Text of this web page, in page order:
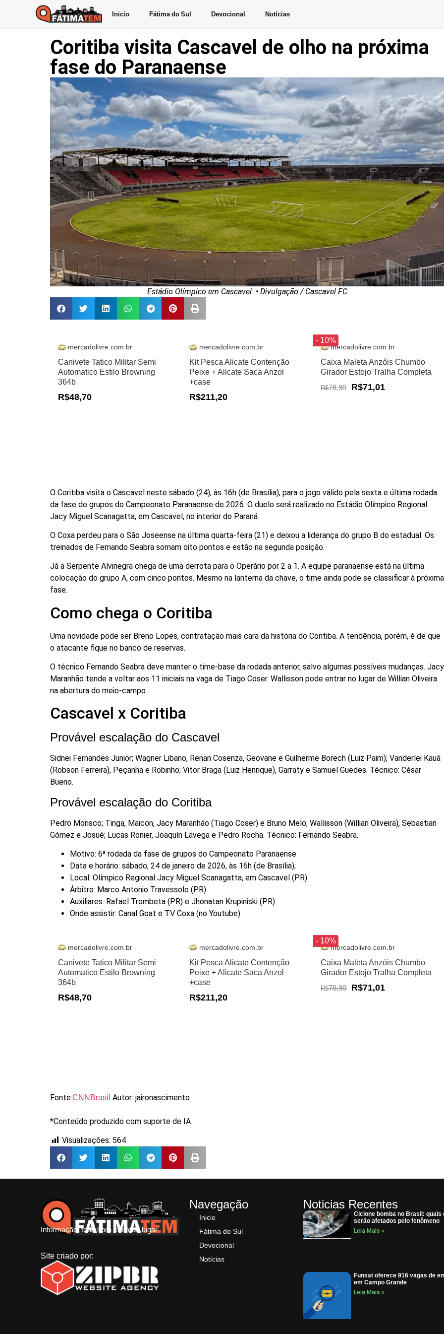
Inicio Fátima do Sul Devocional Notícias
Coritiba visita Cascavel de olho na próxima
fase do Paranaense
Estádio Olímpico em Cascavel• Divulgação / Cascavel FC
mercadolivre.com.br
Canivete Tatico Militar Semi
Automatico Estilo Browning
364b
R$48,70
mercadolivre.com.br
Kit Pesca Alicate Contenção
Peixe + Alicate Saca Anzol
+case
R$211,20
- 10%
mercadolivre.com.br
Caixa Maleta Anzóis Chumbo
Girador Estojo Tralha Completa
R$78,90 R$71,01
O Coritiba visita o Cascavel neste sábado (24), às 16h (de Brasília), para o jogo válido pela sexta e última rodada
da fase de grupos do Campeonato Paranaense de 2026. O duelo será realizado no Estádio Olímpico Regional
Jacy Miguel Scanagatta, em Cascavel, no interior do Paraná.
O Coxa perdeu para o São Joseense na última quarta-feira (21) e deixou a liderança do grupo B do estadual. Os
treinados de Fernando Seabra somam oito pontos e estão na segunda posição.
Já a Serpente Alvinegra chega de uma derrota para o Operário por 2 a 1. A equipe paranaense está na última
colocação do grupo A, com cinco pontos. Mesmo na lanterna da chave, o time ainda pode se classificar à próxima
fase.
Como chega o Coritiba
Uma novidade pode ser Breno Lopes, contratação mais cara da história do Coritiba. A tendência, porém, é de que
o atacante fique no banco de reservas.
O técnico Fernando Seabra deve manter o time-base da rodada anterior, salvo algumas possíveis mudanças. Jacy
Maranhão tende a voltar aos 11 iniciais na vaga de Tiago Coser. Wallisson pode entrar no lugar de Willian Oliveira
na abertura do meio-campo.
Cascavel x Coritiba
Provável escalação do Cascavel
Sidnei Fernandes Junior; Wagner Libano, Renan Cosenza, Geovane e Guilherme Borech (Luiz Paim); Vanderlei Kauã
(Robson Ferreira), Peçanha e Robinho; Vitor Braga (Luiz Henrique), Garraty e Samuel Guedes. Técnico: César
Bueno.
Provável escalação do Coritiba
Pedro Morisco; Tinga, Maicon, Jacy Maranhão (Tiago Coser) e Bruno Melo; Wallisson (Willian Oliveira), Sebastian
Gómez e Josué; Lucas Ronier, Joaquín Lavega e Pedro Rocha. Técnico: Fernando Seabra.
Motivo: 6ª rodada da fase de grupos do Campeonato Paranaense
Data e horário: sábado, 24 de janeiro de 2026, às 16h (de Brasília);
Local: Olímpico Regional Jacy Miguel Scanagatta, em Cascavel (PR)
Árbitro: Marco Antonio Travessolo (PR)
Auxiliares: Rafael Trombeta (PR) e Jhonatan Krupiniski (PR)
Onde assistir: Canal Goat e TV Coxa (no Youtube)
mercadolivre.com.br
Canivete Tatico Militar Semi
Automatico Estilo Browning
364b
R$48,70
mercadolivre.com.br
Kit Pesca Alicate Contenção
Peixe + Alicate Saca Anzol
+case
R$211,20
- 10%
mercadolivre.com.br
Caixa Maleta Anzóis Chumbo
Girador Estojo Tralha Completa
R$78,90 R$71,01
Fonte:CNNBrasilAutor: jaironascimento
*Conteúdo produzido com suporte de IA
Visualizações: 564
Informação, toda hora em todo lugar
Site criado por:
Navegação
Inicio
Fátima do Sul
Devocional
Notícias
Noticias Recentes
Ciclone bomba no Brasil: quais
serão afetados pelo fenômeno
Leia Mais »
Funsat oferece 916 vagas de
em Campo Grande
Leia Mais »